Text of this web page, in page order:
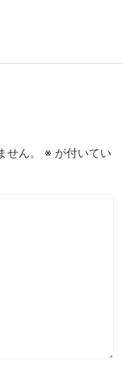
ん。 ※ が付いてい